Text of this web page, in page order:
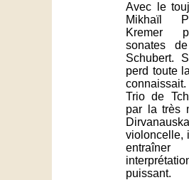
Avec le
Mikhaïl
Kremer
sonates
Schubert.
perd toute
Trio de
par la très
violoncelle,
puissant.